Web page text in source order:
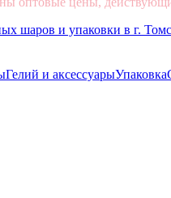
Гелий и аксессуарыУпаковка